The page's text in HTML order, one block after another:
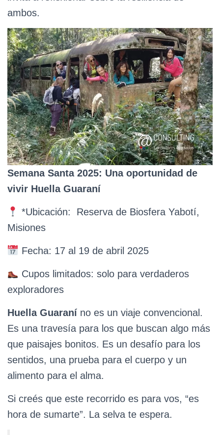
ambos.
Semana Santa 2025: Una oportunidad de
vivir Huella Guaraní
*Ubicación: Reserva de Biosfera Yabotí,
Misiones
Fecha: 17 al 19 de abril 2025
Cupos limitados: solo para verdaderos
exploradores
Huella Guaraní no es un viaje convencional.
Es una travesía para los que buscan algo más
que paisajes bonitos. Es un desafío para los
sentidos, una prueba para el cuerpo y un
alimento para el alma.
Si creés que este recorrido es para vos, “es
hora de sumarte”. La selva te espera.